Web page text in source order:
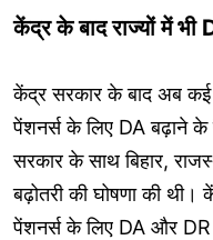
केंद्र के बाद राज्यों में
केंद्र सरकार के बाद अब कई
पेंशनर्स के लिए DA बढ़ाने
सरकार के साथ बिहार,
बढ़ोतरी की घोषणा की थी।
पेंशनर्स के लिए DA और DR